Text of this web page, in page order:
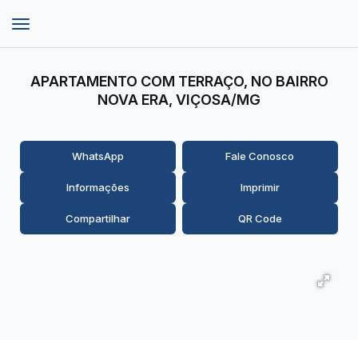
APARTAMENTO COM TERRAÇO, NO BAIRRO
NOVA ERA, VIÇOSA/MG
WhatsApp Fale Conosco
Informações Imprimir
Compartilhar QR Code